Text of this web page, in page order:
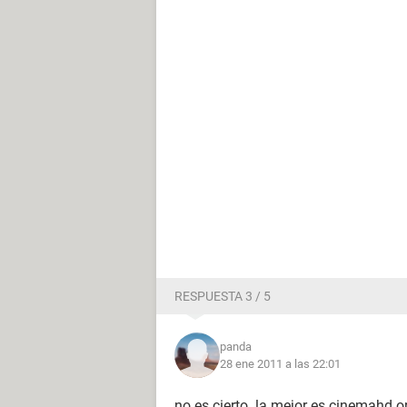
RESPUESTA 3 / 5
panda
28 ene 2011 a las 22:01